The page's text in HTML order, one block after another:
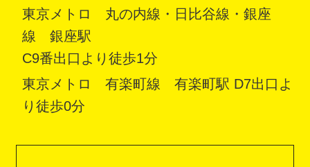
東京メトロ 丸の内線・日比谷線・銀座
線 銀座駅
C9番出口より徒歩1分
東京メトロ 有楽町線 有楽町駅 D7出口よ
り徒歩0分